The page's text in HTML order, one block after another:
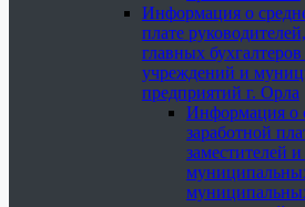
Информация о
плате
главных
учреждений и
предприятий г. Орла
Информация о
заработной
заместителей